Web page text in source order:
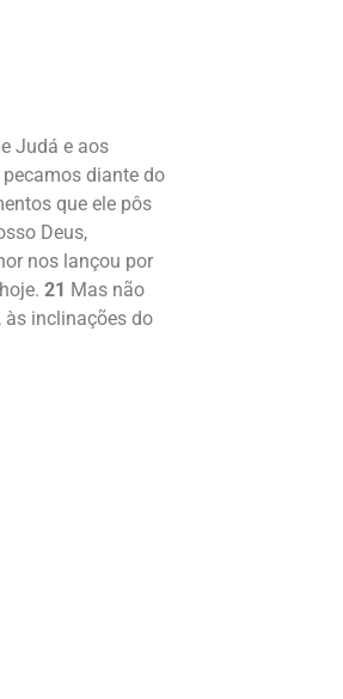
Judá e aos
diante do
que ele pôs
Deus,
nos lançou por
21 Mas não
às inclinações do